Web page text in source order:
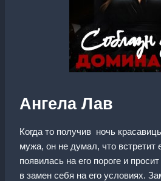
Ангела Лав
Когда то получив ночь
мужа, он не думал, что встретит
появилась на его пороге и
в замен себя на его условиях.